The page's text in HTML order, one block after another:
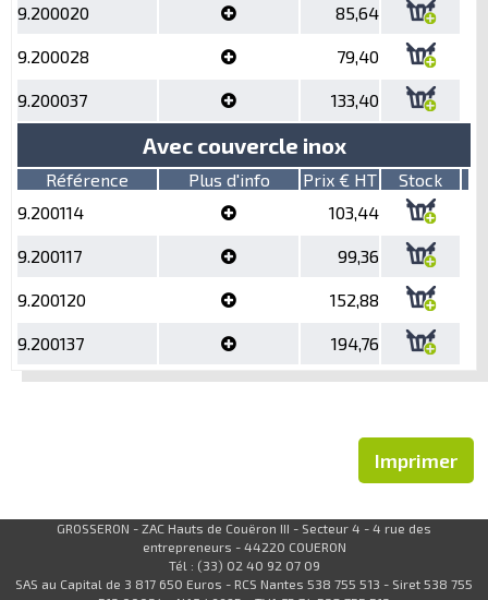
9.200020 85,64
9.200028 79,40
9.200037 133,40
Avec couvercle inox
Référence Plus d'info Prix € HT
Stock
9.200114
103,44
9.200117 99,36
9.200120 152,88
9.200137 194,76
Imprimer
GROSSERON - ZAC Hauts de Couëron III - Secteur 4 - 4 rue des
entrepreneurs - 44220 COUERON
Tél : (33) 02 40 92 07 09
SAS au Capital de 3 817 650 Euros - RCS Nantes 538 755 513 - Siret 538 755